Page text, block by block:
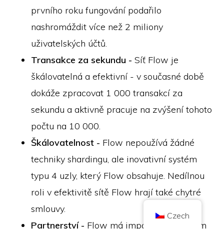
prvního roku fungování podařilo
nashromáždit více než 2 miliony
uživatelských účtů.
Transakce za sekundu -Síť Flow je
škálovatelná a efektivní - v současné době
dokáže zpracovat 1 000 transakcí za
sekundu a aktivně pracuje na zvýšení tohoto
počtu na 10 000.
Škálovatelnost - Flow nepoužívá žádné
techniky shardingu, ale inovativní systém
typu 4 uzly, který Flow obsahuje. Nedílnou
roli v efektivitě sítě Flow hrají také chytré
smlouvy.
Partnerství - Flow má impozantní seznam
Číslo společnosti 10490224
Adresa: 2nd Floor 167-169 Great Portland Street, Londýn, Velká Británie,
Obsah má informativní charakter a není investičním poradenstvím. Minulá
výkonnost není indikátorem budoucích výsledků. Investování do kryptoměn
je spojeno s rizikem.
Kryptoměny nejsou regulovány britským úřadem Financial Conduct
Authority a nepodléhají ochraně v rámci britského systému odškodnění
finančních služeb ani nespadají do působnosti britského finančního
ombudsmana. Investování do kryptoměny je spojeno s rizikem a kryptoměna
hodnotu. Na zisky z prodeje kryptoměn se může vztahovat daň z
kapitálových výnosů.
ZÁSADY OCHRANY OSOBNÍCH ÚDAJŮ KONTAKTUJTE NÁS
Czech